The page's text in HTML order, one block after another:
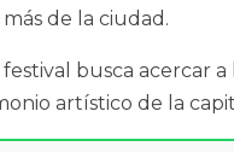
de la ciudad.
busca acercar
artístico de la